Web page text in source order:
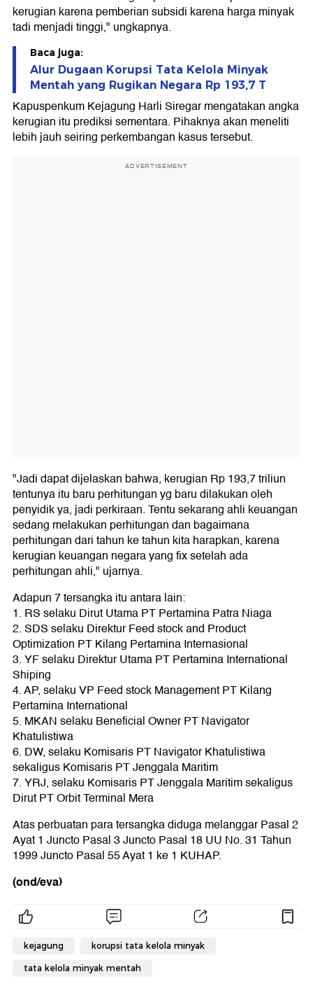
kerugian karena pemberian subsidi karena harga minyak
tadi menjadi tinggi," ungkapnya.
Baca juga:
Alur Dugaan Korupsi Tata Kelola Minyak
Mentah yang Rugikan Negara Rp 193,7 T
Kapuspenkum Kejagung Harli Siregar mengatakan angka
kerugian itu prediksi sementara. Pihaknya akan meneliti
lebih jauh seiring perkembangan kasus tersebut.
ADVERTISEMENT
"Jadi dapat dijelaskan bahwa, kerugian Rp 193,7 triliun
tentunya itu baru perhitungan yg baru dilakukan oleh
penyidik ya, jadi perkiraan. Tentu sekarang ahli keuangan
sedang melakukan perhitungan dan bagaimana
perhitungan dari tahun ke tahun kita harapkan, karena
kerugian keuangan negara yang fix setelah ada
perhitungan ahli," ujarnya.
Adapun 7 tersangka itu antara lain:
1.⁠ RS selaku Dirut Utama PT Pertamina Patra Niaga
2.⁠ ⁠SDS selaku Direktur Feed stock and Product
Optimization PT Kilang Pertamina Internasional
3.⁠ ⁠YF selaku Direktur Utama PT Pertamina International
Shiping
4.⁠ ⁠AP, selaku VP Feed stock Management PT Kilang
Pertamina International
5.⁠ ⁠MKAN selaku Beneficial Owner PT Navigator
Khatulistiwa
6.⁠ ⁠DW, selaku Komisaris PT Navigator Khatulistiwa
sekaligus Komisaris PT Jenggala Maritim
7.⁠ ⁠YRJ, selaku Komisaris PT Jenggala Maritim sekaligus
Dirut PT Orbit Terminal Mera
Atas perbuatan para tersangka diduga melanggar Pasal 2
Ayat 1 Juncto Pasal 3 Juncto Pasal 18 UU No. 31 Tahun
1999 Juncto Pasal 55 Ayat 1 ke 1 KUHAP.
(ond/eva)
kejagung korupsi tata kelola minyak
tata kelola minyak mentah